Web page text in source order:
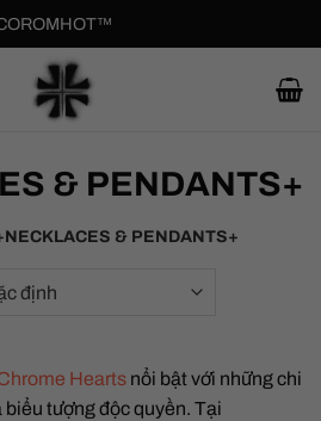
& PENDANTS+
& PENDANTS+
Hearts nổi bật với những chi
tượng độc quyền. Tại